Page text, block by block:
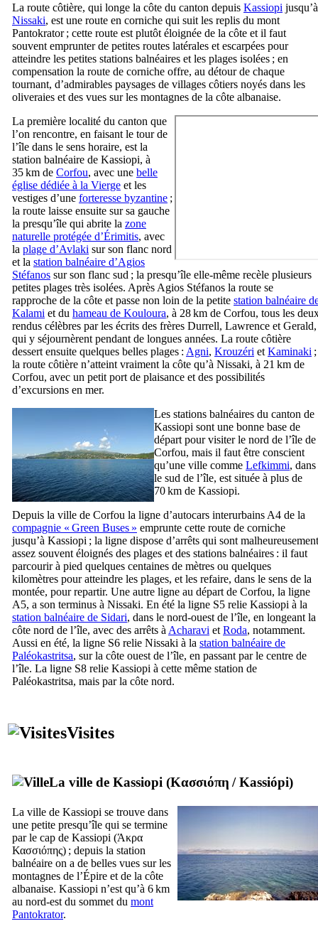
La route côtière, qui longe la côte du canton depuis Kassiopi jusqu’à
Nissaki, est une route en corniche qui suit les replis du mont
Pantokrator ; cette route est plutôt éloignée de la côte et il faut
souvent emprunter de petites routes latérales et escarpées pour
atteindre les petites stations balnéaires et les plages isolées ; en
compensation la route de corniche offre, au détour de chaque
tournant, d’admirables paysages de villages côtiers noyés dans les
oliveraies et des vues sur les montagnes de la côte albanaise.
La première localité du canton que
l’on rencontre, en faisant le tour de
l’île dans le sens horaire, est la
station balnéaire de Kassiopi, à
35 km de Corfou, avec une belle
église dédiée à la Vierge et les
vestiges d’une forteresse byzantine ;
la route laisse ensuite sur sa gauche
la presqu’île qui abrite la zone
naturelle protégée d’Érimitis, avec
la plage d’Avlaki sur son flanc nord
et la station balnéaire d’Agios
Stéfanos sur son flanc sud ; la presqu’île elle-même recèle plusieurs
petites plages très isolées. Après Agios Stéfanos la route se
rapproche de la côte et passe non loin de la petite station balnéaire
Kalami et du hameau de Kouloura, à 28 km de Corfou, tous les
rendus célèbres par les écrits des frères Durrell, Lawrence et Gerald,
qui y séjournèrent pendant de longues années. La route côtière
dessert ensuite quelques belles plages : Agni, Krouzéri et Kaminaki ;
la route côtière n’atteint vraiment la côte qu’à Nissaki, à 21 km de
Corfou, avec un petit port de plaisance et des possibilités
d’excursions en mer.
Les stations balnéaires du canton de
Kassiopi sont une bonne base de
départ pour visiter le nord de l’île de
Corfou, mais il faut être conscient
qu’une ville comme Lefkimmi, dans
le sud de l’île, est située à plus de
70 km de Kassiopi.
Depuis la ville de Corfou la ligne d’autocars interurbains A4 de la
compagnie « Green Buses » emprunte cette route de corniche
jusqu’à Kassiopi ; la ligne dispose d’arrêts qui sont malheureusement
assez souvent éloignés des plages et des stations balnéaires : il faut
parcourir à pied quelques centaines de mètres ou quelques
kilomètres pour atteindre les plages, et les refaire, dans le sens de la
montée, pour repartir. Une autre ligne au départ de Corfou, la ligne
A5, a son terminus à Nissaki. En été la ligne S5 relie Kassiopi à la
station balnéaire de Sidari, dans le nord-ouest de l’île, en longeant la
côte nord de l’île, avec des arrêts à Acharavi et Roda, notamment.
Aussi en été, la ligne S6 relie Nissaki à la station balnéaire de
Paléokastritsa, sur la côte ouest de l’île, en passant par le centre de
l’île. La ligne S8 relie Kassiopi à cette même station de
Paléokastritsa, mais par la côte nord.
Visites
La ville de Kassiopi (Κασσιόπη /Kassiópi)
La ville de Kassiopi se trouve dans
une petite presqu’île qui se termine
par le cap de Kassiopi (Άκρα
Κασσιόπης) ; depuis la station
balnéaire on a de belles vues sur les
montagnes de l’Épire et de la côte
albanaise. Kassiopi n’est qu’à 6 km
au nord-est du sommet du mont
Pantokrator.